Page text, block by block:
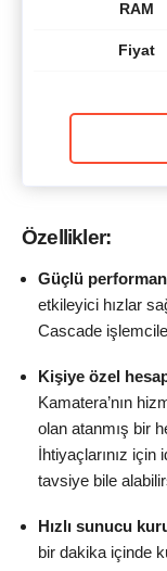
RAM
Fiyat
Özellikler:
Güçlü
etkileyici hızlar
Cascade
Kişiye özel
Kamatera’nın
olan atanmış bir
İhtiyaçlarınız için
tavsiye bile
Hızlı sunucu
bir dakika içinde